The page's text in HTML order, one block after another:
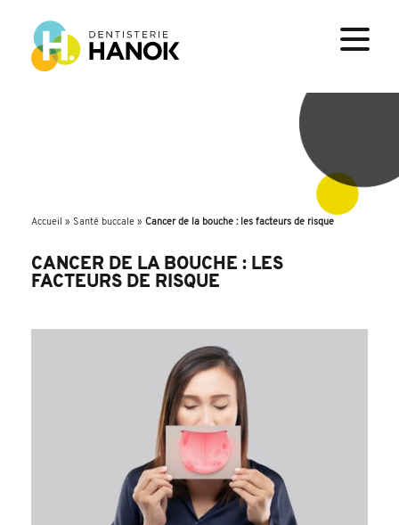
Accueil » Santé buccale » Cancer de la bouche : les facteurs de risque
CANCER DE LA BOUCHE : LES
FACTEURS DE RISQUE